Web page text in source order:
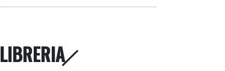
LIBRERIA